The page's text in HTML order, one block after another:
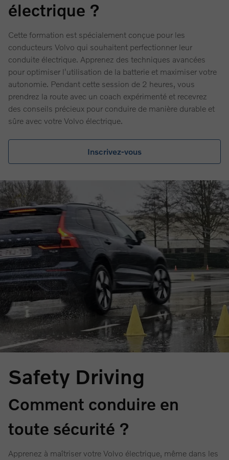
électrique ?
Cette formation est spécialement conçue pour les
conducteurs Volvo qui souhaitent perfectionner leur
conduite électrique. Apprenez des techniques avancées
pour optimiser l'utilisation de la batterie et maximiser votre
autonomie. Pendant cette session de 2 heures, vous
prendrez la route avec un coach expérimenté et recevrez
des conseils précieux pour conduire de manière durable et
sûre avec votre Volvo électrique.
Inscrivez-vous
Safety Driving
Comment conduire en
toute sécurité ?
Apprenez à maîtriser votre Volvo électrique, même dans les